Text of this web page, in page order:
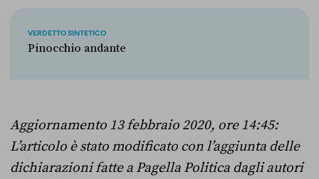
VERDETTO SINTETICO
Pinocchio andante
Aggiornamento 13 febbraio 2020, ore 14:45:
L’articolo è stato modificato con l’aggiunta delle
dichiarazioni fatte a Pagella Politica dagli autori